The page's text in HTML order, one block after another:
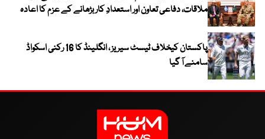
ملاقات، دفاعی تعاون اور استعدادِ کار بڑھانے کے عزم کا اعادہ
پاکستان کیخلاف ٹیسٹ سیریز ، انگلینڈ کا 16 رکنی اسکواڈ
سامنے آ گیا